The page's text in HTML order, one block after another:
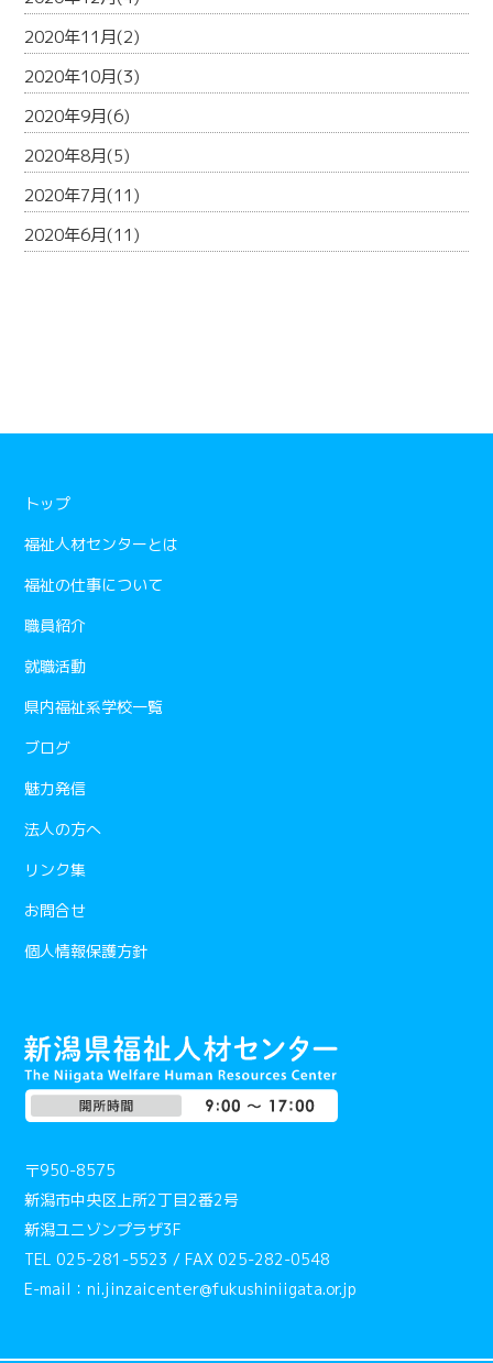
2020年11月(2)
2020年10月(3)
2020年9月(6)
2020年8月(5)
2020年7月(11)
2020年6月(11)
トップ
福祉人材センターとは
福祉の仕事について
職員紹介
就職活動
県内福祉系学校一覧
ブログ
魅力発信
法人の方へ
リンク集
お問合せ
個人情報保護方針
〒950-8575
新潟市中央区上所2丁目2番2号
新潟ユニゾンプラザ3F
TEL 025-281-5523 / FAX 025-282-0548
E-mail：ni.jinzaicenter@fukushiniigata.or.jp